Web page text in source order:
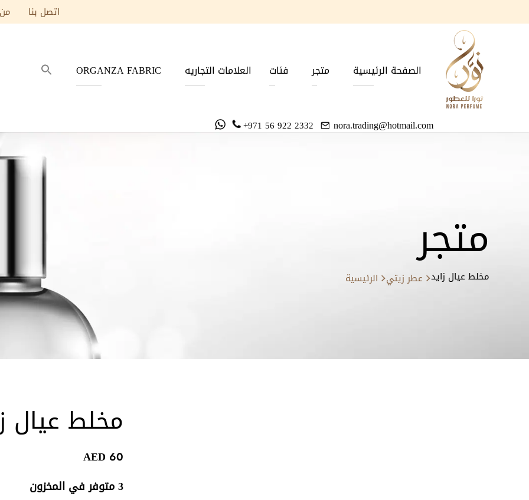
اتصل بنا
الصفحة الرئيسية متجر فئات العلامات التجاريه ORGANZA FABRIC
+971 56 922 2332 nora.trading@hotmail.com
متجر
الرئيسية عطر زيتي مخلط عيال زايد
مخلط عيال
AED 60
3 متوفر في المخزون